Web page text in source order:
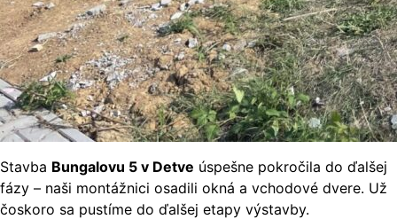
Stavba Bungalovu 5 v Detve úspešne pokročila do ďalšej
fázy – naši montážnici osadili okná a vchodové dvere. Už
čoskoro sa pustíme do ďalšej etapy výstavby.